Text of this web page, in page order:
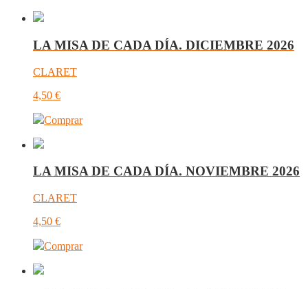
LA MISA DE CADA DÍA. DICIEMBRE 2026
CLARET
4,50 €
Comprar
LA MISA DE CADA DÍA. NOVIEMBRE 2026
CLARET
4,50 €
Comprar